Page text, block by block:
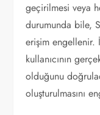
geçirilmesi veya
durumunda bile,
erişim engellenir.
kullanıcının
olduğunu
oluşturulmasını